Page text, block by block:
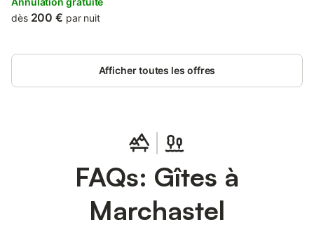
l’Auvergne rurale. Avec ses vues dégagées sur la vallée et les
espace et tranquillité. Nous sommes ravis de vous accueillir et
vous souhaitons un séjour des plus agréables.
dès 200 € par nuit
Afficher toutes les offres
FAQs: Gîtes à
Marchastel